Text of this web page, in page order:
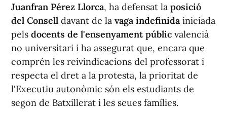
Juanfran Pérez Llorca, ha defensat la posició
del Consell davant de la vaga indefinida iniciada
pels docents de l'ensenyament públic valencià
no universitari i ha assegurat que, encara que
comprén les reivindicacions del professorat i
respecta el dret a la protesta, la prioritat de
l'Executiu autonòmic són els estudiants de
segon de Batxillerat i les seues famílies.